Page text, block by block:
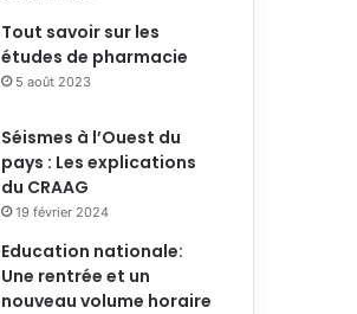
Tout savoir sur les
études de pharmacie
5 août 2023
Séismes à l’Ouest du
pays : Les explications
du CRAAG
19 février 2024
Education nationale:
Une rentrée et un
nouveau volume horaire